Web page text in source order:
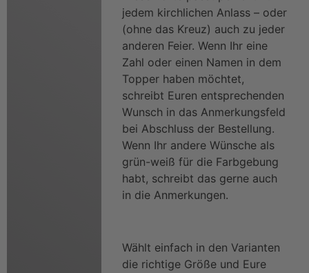
jedem kirchlichen Anlass – oder
(ohne das Kreuz) auch zu jeder
anderen Feier. Wenn Ihr eine
Zahl oder einen Namen in dem
Topper haben möchtet,
schreibt Euren entsprechenden
Wunsch in das Anmerkungsfeld
bei Abschluss der Bestellung.
Wenn Ihr andere Wünsche als
grün-weiß für die Farbgebung
habt, schreibt das gerne auch
in die Anmerkungen.
Wählt einfach in den Varianten
die richtige Größe und Eure